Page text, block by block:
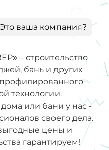
Это ваша компания?
– строительство
бань и других
технологии.
или бани у нас -
своего дела.
цены и
гарантируем!